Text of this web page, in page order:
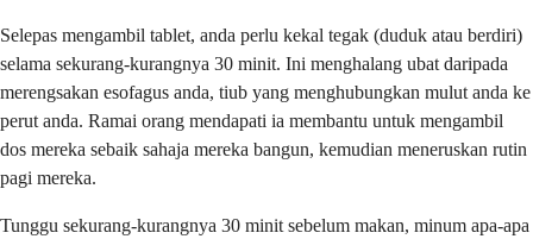
Selepas mengambil tablet, anda perlu kekal tegak (duduk atau berdiri)
selama sekurang-kurangnya 30 minit. Ini menghalang ubat daripada
merengsakan esofagus anda, tiub yang menghubungkan mulut anda ke
perut anda. Ramai orang mendapati ia membantu untuk mengambil
dos mereka sebaik sahaja mereka bangun, kemudian meneruskan rutin
pagi mereka.
Tunggu sekurang-kurangnya 30 minit sebelum makan, minum apa-apa